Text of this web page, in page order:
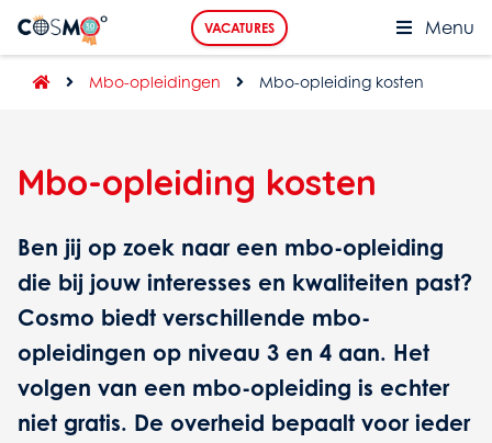
Menu
VACATURES
Mbo-opleidingen Mbo-opleiding kosten
Mbo-opleiding kosten
Ben jij op zoek naar een mbo-opleiding
die bij jouw interesses en kwaliteiten past?
Cosmo biedt verschillende mbo-
opleidingen op niveau 3 en 4 aan. Het
volgen van een mbo-opleiding is echter
niet gratis. De overheid bepaalt voor ieder